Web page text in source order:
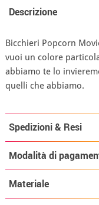
Descrizione
Bicchieri Popcorn
vuoi un colore
abbiamo te lo
quelli che abbiamo.
Spedizioni & Resi
Modalità di
Materiale